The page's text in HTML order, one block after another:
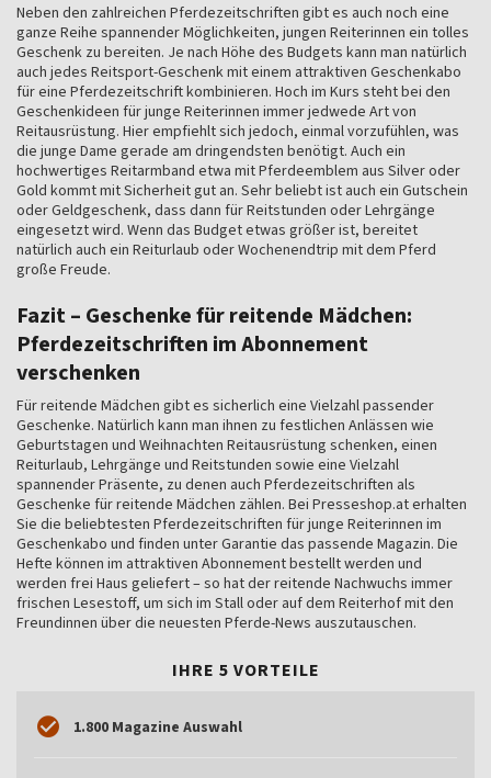
Neben den zahlreichen Pferdezeitschriften gibt es auch noch eine
ganze Reihe spannender Möglichkeiten, jungen Reiterinnen ein tolles
Geschenk zu bereiten. Je nach Höhe des Budgets kann man natürlich
auch jedes Reitsport-Geschenk mit einem attraktiven Geschenkabo
für eine Pferdezeitschrift kombinieren. Hoch im Kurs steht bei den
Geschenkideen für junge Reiterinnen immer jedwede Art von
Reitausrüstung. Hier empfiehlt sich jedoch, einmal vorzufühlen, was
die junge Dame gerade am dringendsten benötigt. Auch ein
hochwertiges Reitarmband etwa mit Pferdeemblem aus Silver oder
Gold kommt mit Sicherheit gut an. Sehr beliebt ist auch ein Gutschein
oder Geldgeschenk, dass dann für Reitstunden oder Lehrgänge
eingesetzt wird. Wenn das Budget etwas größer ist, bereitet
natürlich auch ein Reiturlaub oder Wochenendtrip mit dem Pferd
große Freude.
Fazit – Geschenke für reitende Mädchen:
Pferdezeitschriften im Abonnement
verschenken
Für reitende Mädchen gibt es sicherlich eine Vielzahl passender
Geschenke. Natürlich kann man ihnen zu festlichen Anlässen wie
Geburtstagen und Weihnachten Reitausrüstung schenken, einen
Reiturlaub, Lehrgänge und Reitstunden sowie eine Vielzahl
spannender Präsente, zu denen auch Pferdezeitschriften als
Geschenke für reitende Mädchen zählen. Bei Presseshop.at erhalten
Sie die beliebtesten Pferdezeitschriften für junge Reiterinnen im
Geschenkabo und finden unter Garantie das passende Magazin. Die
Hefte können im attraktiven Abonnement bestellt werden und
werden frei Haus geliefert – so hat der reitende Nachwuchs immer
frischen Lesestoff, um sich im Stall oder auf dem Reiterhof mit den
Freundinnen über die neuesten Pferde-News auszutauschen.
IHRE 5 VORTEILE
1.800 Magazine Auswahl